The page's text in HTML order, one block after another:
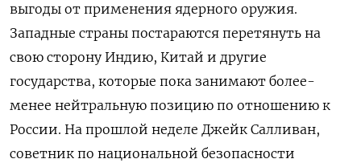
выгоды от применения ядерного оружия.
Западные страны постараются перетянуть на
свою сторону Индию, Китай и другие
государства, которые пока занимают более-
менее нейтральную позицию по отношению к
России. На прошлой неделе Джейк Салливан,
советник по национальной безопасности